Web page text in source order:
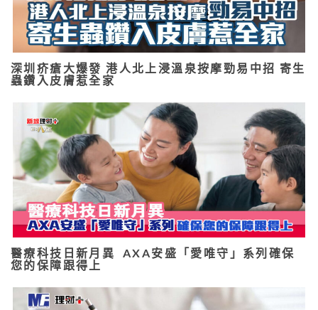
深圳疥瘡大爆發 港人北上浸溫泉按摩勁易中招 寄生
蟲鑽入皮膚惹全家
醫療科技日新月異 AXA安盛「愛唯守」系列確保
您的保障跟得上